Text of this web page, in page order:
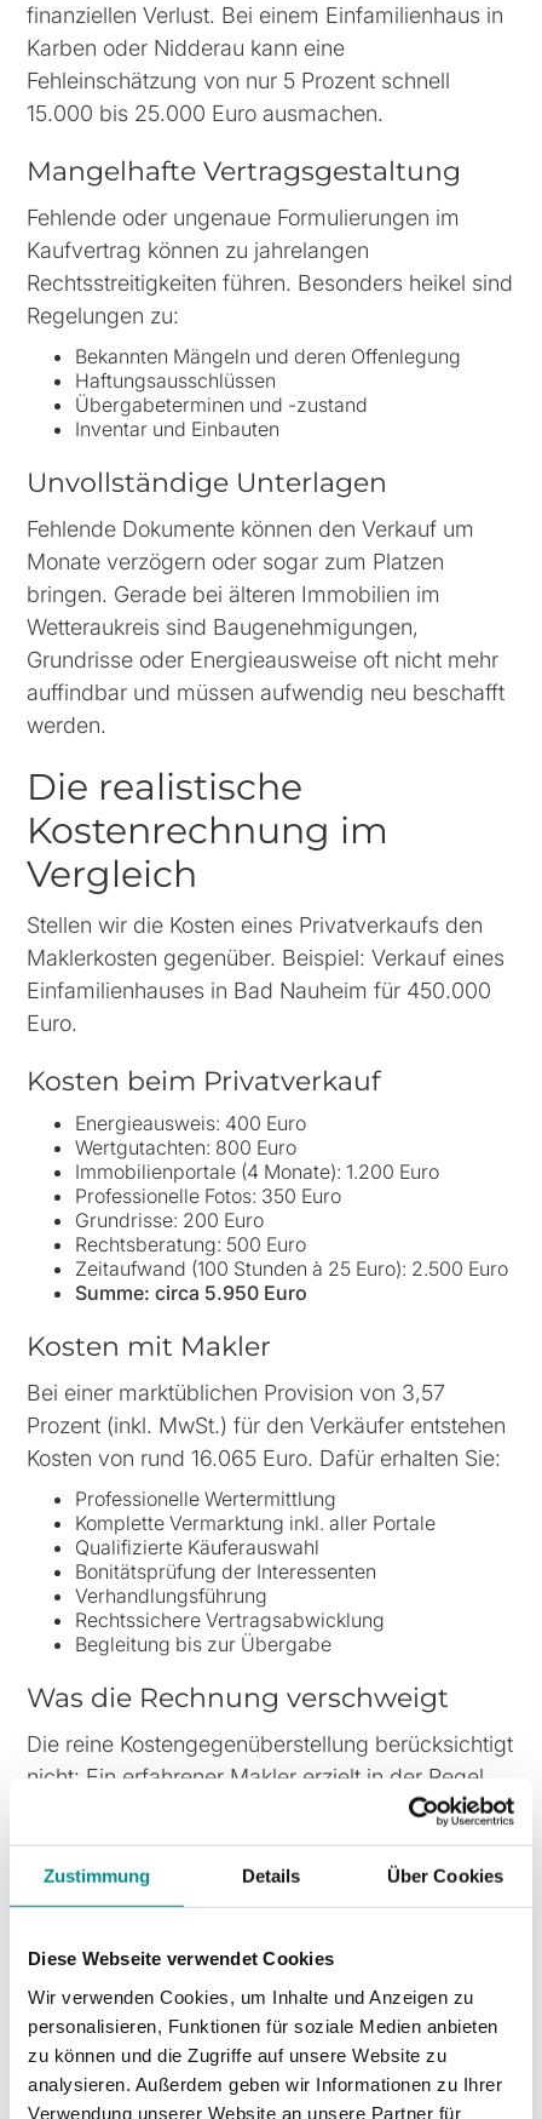
Zustimmung Details Über Cookies
Diese Webseite verwendet Cookies
Wir verwenden Cookies, um Inhalte und Anzeigen zu
personalisieren, Funktionen für soziale Medien anbieten
zu können und die Zugriffe auf unsere Website zu
analysieren. Außerdem geben wir Informationen zu Ihrer
Verwendung unserer Website an unsere Partner für
finanziellen Verlust. Bei einem Einfamilienhaus in
Karben oder Nidderau kann eine
Fehleinschätzung von nur 5 Prozent schnell
15.000 bis 25.000 Euro ausmachen.
Mangelhafte Vertragsgestaltung
Fehlende oder ungenaue Formulierungen im
Kaufvertrag können zu jahrelangen
Rechtsstreitigkeiten führen. Besonders heikel sind
Regelungen zu:
Bekannten Mängeln und deren Offenlegung
Haftungsausschlüssen
Übergabeterminen und -zustand
Inventar und Einbauten
Unvollständige Unterlagen
Fehlende Dokumente können den Verkauf um
Monate verzögern oder sogar zum Platzen
bringen. Gerade bei älteren Immobilien im
Wetteraukreis sind Baugenehmigungen,
Grundrisse oder Energieausweise oft nicht mehr
auffindbar und müssen aufwendig neu beschafft
werden.
Die realistische
Kostenrechnung im
Vergleich
Stellen wir die Kosten eines Privatverkaufs den
Maklerkosten gegenüber. Beispiel: Verkauf eines
Einfamilienhauses in Bad Nauheim für 450.000
Euro.
Kosten beim Privatverkauf
Energieausweis: 400 Euro
Wertgutachten: 800 Euro
Immobilienportale (4 Monate): 1.200 Euro
Professionelle Fotos: 350 Euro
Grundrisse: 200 Euro
Rechtsberatung: 500 Euro
Zeitaufwand (100 Stunden à 25 Euro): 2.500 Euro
Summe: circa 5.950 Euro
Kosten mit Makler
Bei einer marktüblichen Provision von 3,57
Prozent (inkl. MwSt.) für den Verkäufer entstehen
Kosten von rund 16.065 Euro. Dafür erhalten Sie:
Professionelle Wertermittlung
Komplette Vermarktung inkl. aller Portale
Qualifizierte Käuferauswahl
Bonitätsprüfung der Interessenten
Verhandlungsführung
Rechtssichere Vertragsabwicklung
Begleitung bis zur Übergabe
Was die Rechnung verschweigt
Die reine Kostengegenüberstellung berücksichtigt
nicht: Ein erfahrener Makler erzielt in der Regel
einen höheren Verkaufspreis. Unsere Erfahrung
im Wetteraukreis zeigt, dass professionell
vermarktete Immobilien durchschnittlich 3 bis 8
Prozent mehr erlösen als vergleichbare
13.500 bis 36.000 Euro – mehr als die
Maklerprovision.
Wann der Privatverkauf